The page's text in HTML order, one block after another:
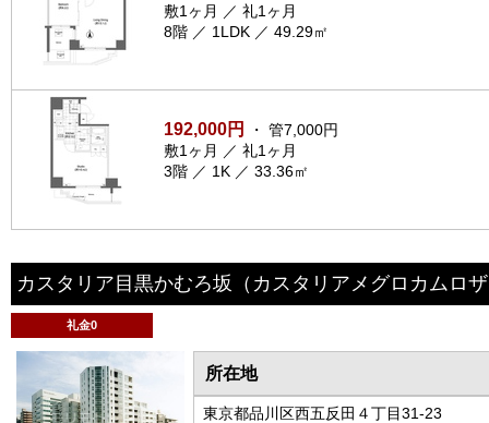
敷1ヶ月 ／ 礼1ヶ月
8階 ／ 1LDK ／ 49.29㎡
192,000円
・ 管7,000円
敷1ヶ月 ／ 礼1ヶ月
3階 ／ 1K ／ 33.36㎡
カスタリア目黒かむろ坂 （カスタリアメグロカムロ
礼金0
所在地
東京都品川区西五反田４丁目31-23